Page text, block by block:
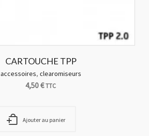
CARTOUCHE TPP
accessoires, clearomiseurs
4,50€TTC
Ajouter au panier